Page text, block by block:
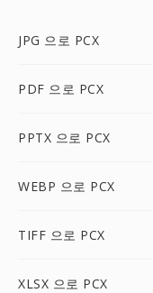
JPG 으로 PCX
PDF 으로 PCX
PPTX 으로 PCX
WEBP 으로 PCX
TIFF 으로 PCX
XLSX 으로 PCX